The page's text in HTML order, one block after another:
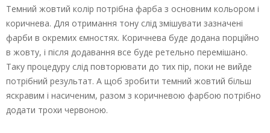
Темний жовтий колір потрібна фарба з основним кольором і
коричнева. Для отримання тону слід змішувати зазначені
фарби в окремих ємностях. Коричнева буде додана порційно
в жовту, і після додавання все буде ретельно перемішано.
Таку процедуру слід повторювати до тих пір, поки не вийде
потрібний результат. А щоб зробити темний жовтий більш
яскравим і насиченим, разом з коричневою фарбою потрібно
додати трохи червоною.